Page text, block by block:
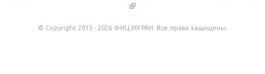
(внешняя ссылка)
.
© Copyright 2015 - 2026 ФИЦ ИУ РАН. Все права защищены.